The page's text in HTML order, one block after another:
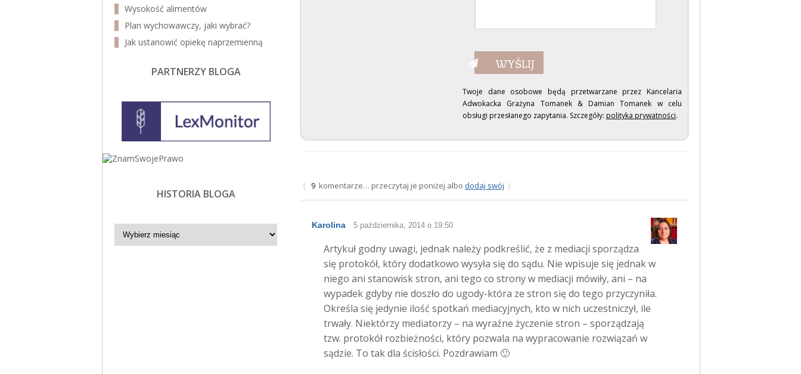
Twoje dane osobowe będą przetwarzane przez Kancelaria
Adwokacka Grażyna Tomanek & Damian Tomanek w celu
obsługi przesłanego zapytania. Szczegóły: polityka prywatności.
{ 9 komentarze… przeczytaj je poniżej albo dodaj swój }
Karolina 5 października, 2014 o 19:50
Artykuł godny uwagi, jednak należy podkreślić, że z mediacji sporządza
się protokół, który dodatkowo wysyła się do sądu. Nie wpisuje się jednak w
niego ani stanowisk stron, ani tego co strony w mediacji mówiły, ani – na
wypadek gdyby nie doszło do ugody-która ze stron się do tego przyczyniła.
Określa się jedynie ilość spotkań mediacyjnych, kto w nich uczestniczył, ile
trwały. Niektórzy mediatorzy – na wyraźne życzenie stron – sporządzają
tzw. protokół rozbieżności, który pozwala na wypracowanie rozwiązań w
sądzie. To tak dla ścisłości. Pozdrawiam 🙂
Wysokość alimentów
Plan wychowawczy, jaki wybrać?
Jak ustanowić opiekę naprzemienną
PARTNERZY BLOGA
HISTORIA BLOGA
bloga